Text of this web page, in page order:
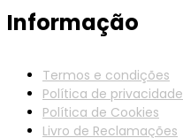
Informação
Termos e condições
Política de privacidade
Política de Cookies
Livro de Reclamações